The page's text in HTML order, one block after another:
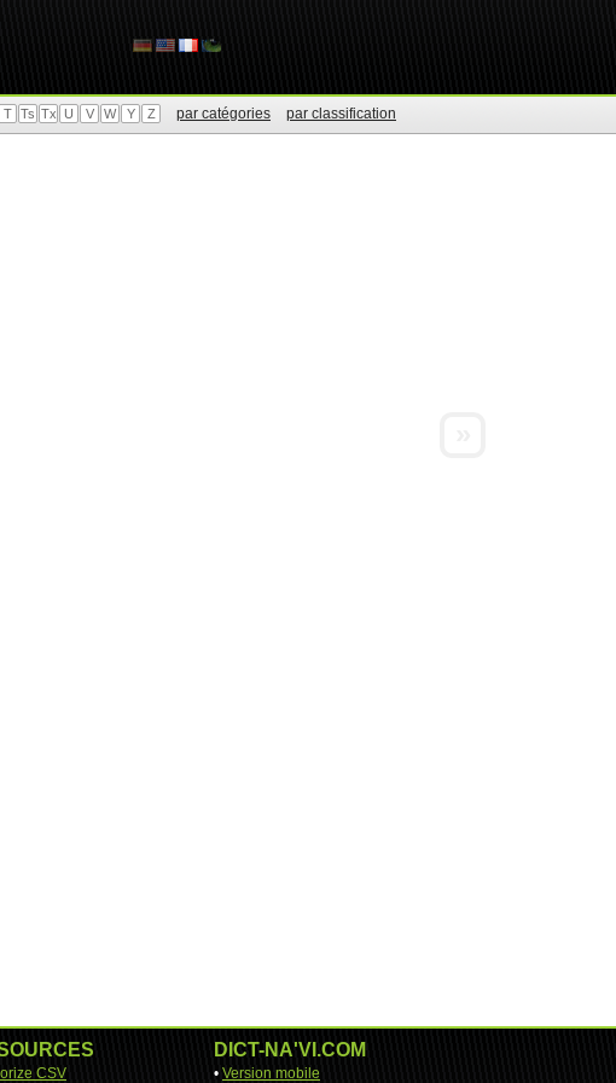
T Ts Tx U V W Y Z par catégories par classification
CSV
DICT-NA'VI.COM
• Version mobile